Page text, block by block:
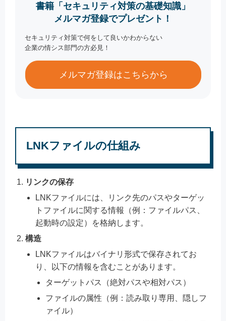
書籍「セキュリティ対策の基礎知識」
メルマガ登録でプレゼント！
セキュリティ対策で何をして良いかわからない
企業の情シス部門の方必見！
メルマガ登録はこちらから
LNKファイルの仕組み
リンクの保存
LNKファイルには、リンク先のパスやターゲッ
トファイルに関する情報（例：ファイルパス、
起動時の設定）を格納します。
構造
LNKファイルはバイナリ形式で保存されてお
り、以下の情報を含むことがあります。
ターゲットパス（絶対パスや相対パス）
ファイルの属性（例：読み取り専用、隠しフ
ァイル）